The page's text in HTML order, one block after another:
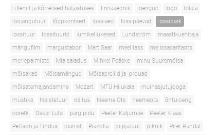
Lilleniit ja kõrrelised haljastuses
linnaaednik loengud logo
lolala
loojangutuur
lõppkontsert lossiaed lossipäevad
lossipark
lossituur
lossituurid lumikellukesed Lundström
maastikuehitaja
mängufilm
margustabor Mart Saar meelilass
melissacaritaots
merlepalmiste
Mia saladus Mihkel Peäske
minu Suuremõisa
mõisakad
Mõisamängud
Mõisapreilid ja -prouad
mõisatemajandamine
Mozart MTÜ Hiiukala
muinasjutujooga
müstika
Naistetuur näitus Neeme Ots neemeots
õhtuloeng
ööretk
Oskar Luts pargipidu Peeter Kaljumäe
Peeter Klaas
Pettson ja Findus
pianist Piazolla piipjatuut piknik
Piret Randal